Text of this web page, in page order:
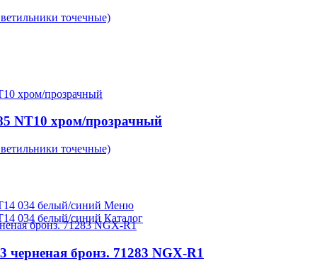
Меню
Каталог
точечные)
NT10 хром/прозрачный
точечные)
бронз. 71283 NGX-R1